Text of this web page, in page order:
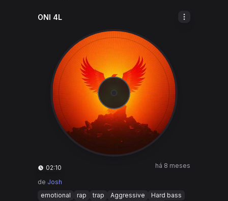
ONI 4L
02:10 há 8 meses
de Josh
emotional
rap trap Aggressive
Hard bass